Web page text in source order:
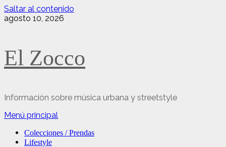
Saltar al contenido
agosto 10, 2026
El Zocco
Información sobre música urbana y streetstyle
Menú principal
Colecciones / Prendas
Lifestyle